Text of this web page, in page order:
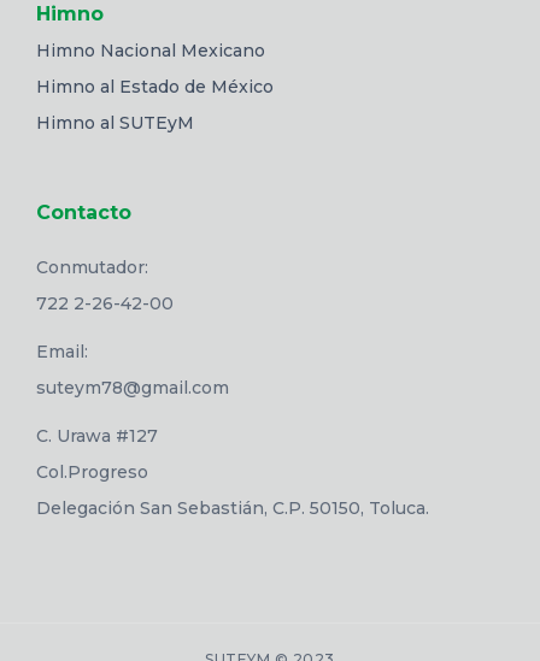
Himno
Himno Nacional Mexicano
Himno al Estado de México
Himno al SUTEyM
Contacto
Conmutador:
722 2-26-42-00
Email:
suteym78@gmail.com
C. Urawa #127
Col.Progreso
Delegación San Sebastián, C.P. 50150, Toluca.